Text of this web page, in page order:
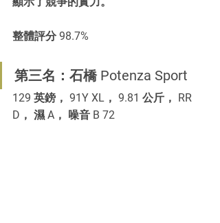
整體評分 98.7%
第三名：石橋 Potenza Sport
129 英鎊， 91Y XL， 9.81 公斤， RR
D， 濕 A， 噪音 B 72